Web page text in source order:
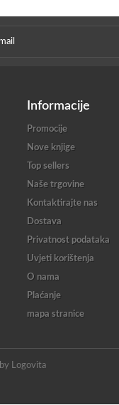
Informacije
Promocije
Nove knjige
Top sellers
Naše trgovine
Kontaktirajte nas
Dostava
Privatnost podataka
Uvjeti korištenja
O nama
Plaćanje
mapa stranice
Logovita